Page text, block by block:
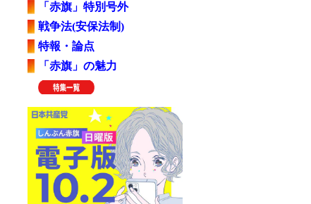
「赤旗」特別号外
戦争法(安保法制)
特報・論点
「赤旗」の魅力